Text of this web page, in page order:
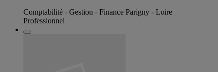
Comptabilité - Gestion - Finance Parigny - Loire
Professionnel